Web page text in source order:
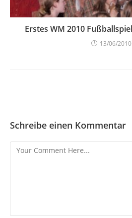
Erstes WM 2010
13/06/2010
Schreibe einen Kommentar